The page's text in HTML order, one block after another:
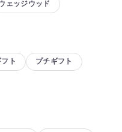
ェッジウッド
ト プチギフト